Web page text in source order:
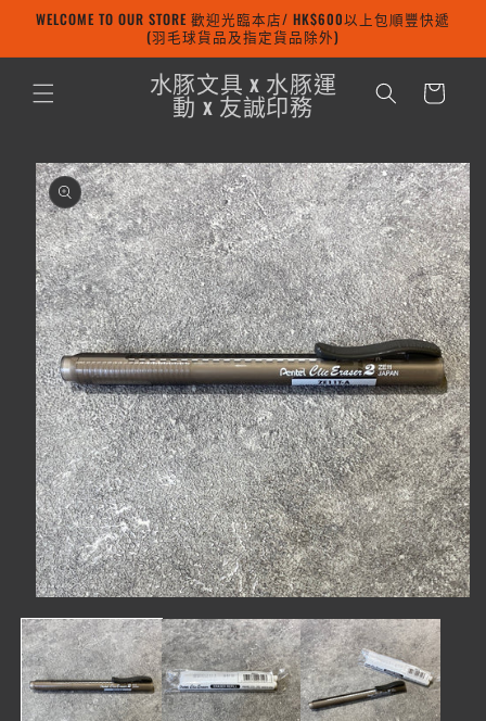
跳至內容
WELCOME TO OUR STORE 歡迎光臨本店/ HK$600以上包順豐快遞
(羽毛球貨品及指定貨品除外)
水豚文具 x 水豚運
動 x 友誠印務
物
略過產品
資訊
互
動
視
窗
中